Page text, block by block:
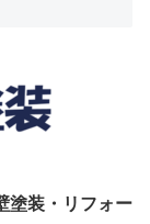
塗装・リフォー